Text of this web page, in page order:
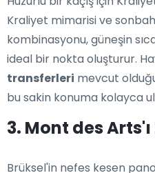
Kraliyet mimarisi ve
kombinasyonu, güneşin
ideal bir nokta oluşturur.
transferleri mevcut
bu sakin konuma kolayca
3. Mont des
Brüksel'in nefes kesen